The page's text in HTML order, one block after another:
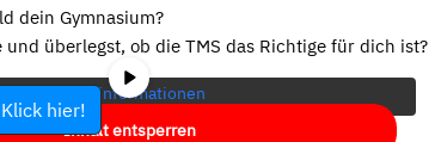
zuzugreifen, klicken Sie auf die Schaltfläche unten.
dass dabei Daten an Drittanbieter weitergegeben
werden.
Mehr Informationen
Inhalt entsperren
dein Gymnasium?
überlegst, ob die TMS das Richtige für dich ist?
Klick hier!